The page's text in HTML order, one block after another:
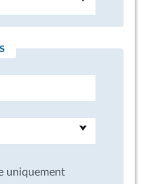
uniquement